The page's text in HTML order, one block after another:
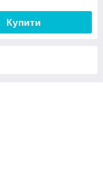
Купити